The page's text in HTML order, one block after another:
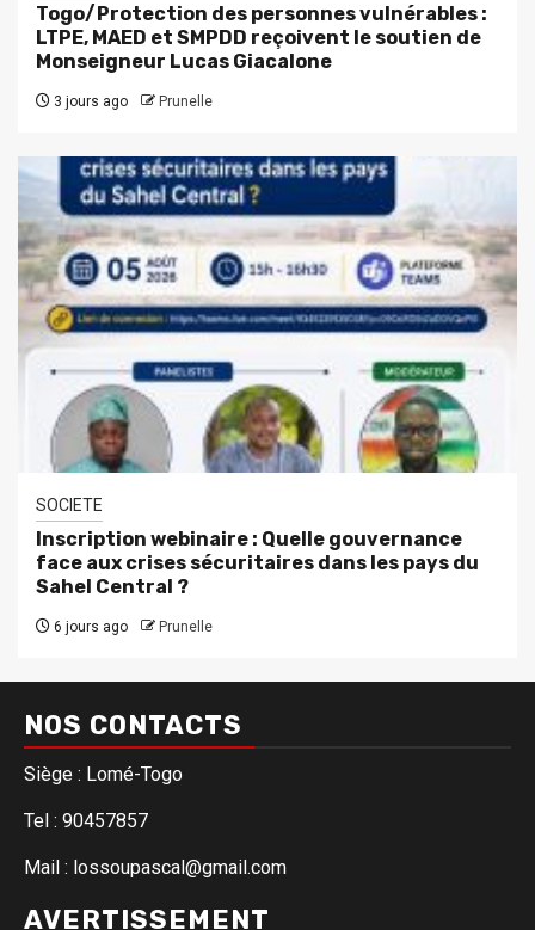
Togo/Protection des personnes vulnérables :
LTPE, MAED et SMPDD reçoivent le soutien de
Monseigneur Lucas Giacalone
3 jours ago Prunelle
SOCIETE
Inscription webinaire : Quelle gouvernance
face aux crises sécuritaires dans les pays du
Sahel Central ?
6 jours ago Prunelle
NOS CONTACTS
Siège : Lomé-Togo
Tel : 90457857
Mail : lossoupascal@gmail.com
AVERTISSEMENT